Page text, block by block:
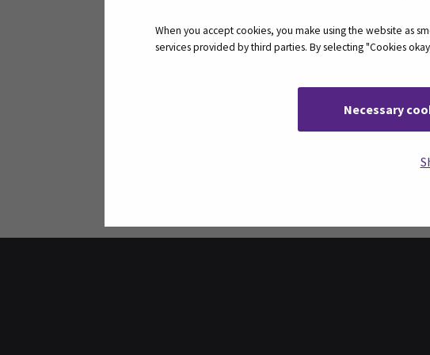
When you accept cookies, you make using the website as
services provided by third parties. By selecting "Cookies
Necessary
https://wpopas.fi/nain-parannat-wordpress-
http://www.tulos.fi/hakukoneoptimointi/
https://adwords.google.fi/KeywordPlanner